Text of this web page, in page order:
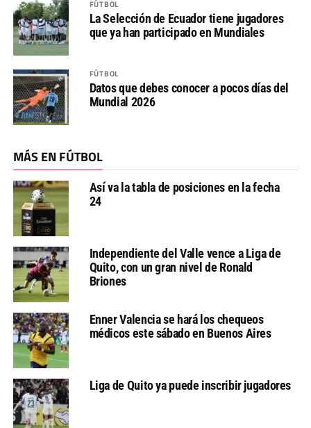
FÚTBOL
La Selección de Ecuador tiene jugadores
que ya han participado en Mundiales
FÚTBOL
Datos que debes conocer a pocos días del
Mundial 2026
MÁS EN FÚTBOL
Así va la tabla de posiciones en la fecha
24
Independiente del Valle vence a Liga de
Quito, con un gran nivel de Ronald
Briones
Enner Valencia se hará los chequeos
médicos este sábado en Buenos Aires
Liga de Quito ya puede inscribir jugadores